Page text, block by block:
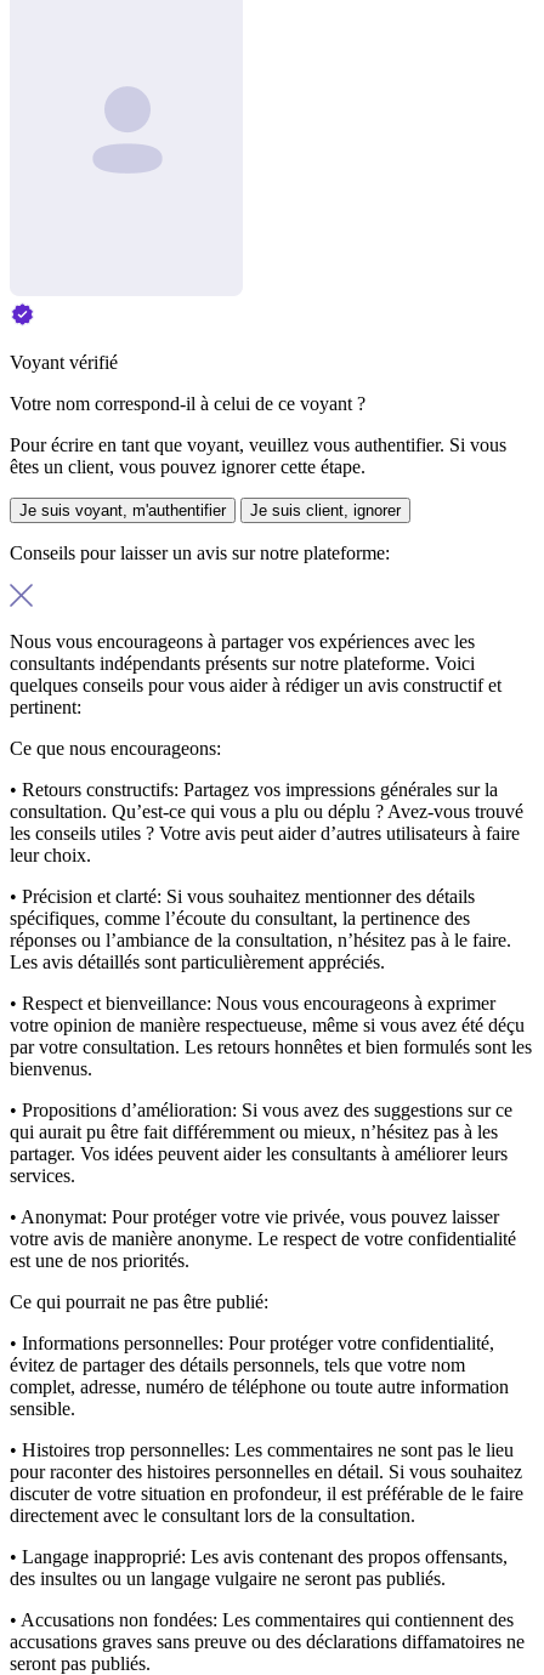
Voyant vérifié
Votre nom correspond-il à celui de ce voyant ?
Pour écrire en tant que voyant, veuillez vous authentifier. Si vous
êtes un client, vous pouvez ignorer cette étape.
Je suis voyant, m'authentifier Je suis client, ignorer
Conseils pour laisser un avis sur notre plateforme:
Nous vous encourageons à partager vos expériences avec les
consultants indépendants présents sur notre plateforme. Voici
quelques conseils pour vous aider à rédiger un avis constructif et
pertinent:
Ce que nous encourageons:
• Retours constructifs: Partagez vos impressions générales sur la
consultation. Qu’est-ce qui vous a plu ou déplu ? Avez-vous trouvé
les conseils utiles ? Votre avis peut aider d’autres utilisateurs à faire
leur choix.
• Précision et clarté: Si vous souhaitez mentionner des détails
spécifiques, comme l’écoute du consultant, la pertinence des
réponses ou l’ambiance de la consultation, n’hésitez pas à le faire.
Les avis détaillés sont particulièrement appréciés.
• Respect et bienveillance: Nous vous encourageons à exprimer
votre opinion de manière respectueuse, même si vous avez été déçu
par votre consultation. Les retours honnêtes et bien formulés sont les
bienvenus.
• Propositions d’amélioration: Si vous avez des suggestions sur ce
qui aurait pu être fait différemment ou mieux, n’hésitez pas à les
partager. Vos idées peuvent aider les consultants à améliorer leurs
services.
• Anonymat: Pour protéger votre vie privée, vous pouvez laisser
votre avis de manière anonyme. Le respect de votre confidentialité
est une de nos priorités.
Ce qui pourrait ne pas être publié:
• Informations personnelles: Pour protéger votre confidentialité,
évitez de partager des détails personnels, tels que votre nom
complet, adresse, numéro de téléphone ou toute autre information
sensible.
• Histoires trop personnelles: Les commentaires ne sont pas le lieu
pour raconter des histoires personnelles en détail. Si vous souhaitez
discuter de votre situation en profondeur, il est préférable de le faire
directement avec le consultant lors de la consultation.
• Langage inapproprié: Les avis contenant des propos offensants,
des insultes ou un langage vulgaire ne seront pas publiés.
• Accusations non fondées: Les commentaires qui contiennent des
accusations graves sans preuve ou des déclarations diffamatoires ne
seront pas publiés.